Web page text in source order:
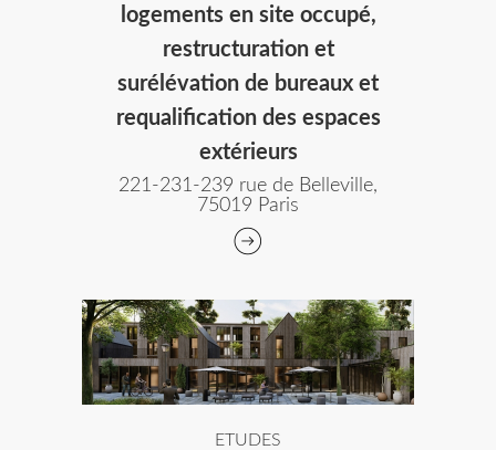
logements en site occupé,
restructuration et
surélévation de bureaux et
requalification des espaces
extérieurs
221-231-239 rue de Belleville,
75019 Paris
ETUDES